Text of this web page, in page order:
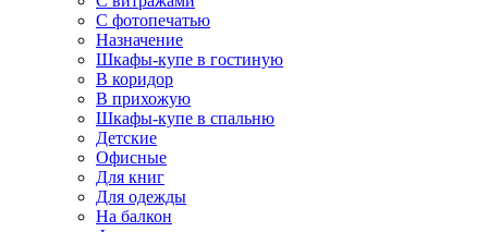
С фотопечатью
Назначение
Шкафы-купе в гостиную
В коридор
В прихожую
Шкафы-купе в спальню
Детские
Офисные
Для книг
Для одежды
На балкон